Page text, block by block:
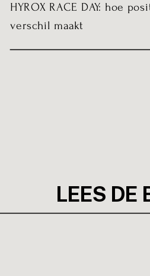
HYROX RACE DAY: hoe
verschil maakt
LEES DE